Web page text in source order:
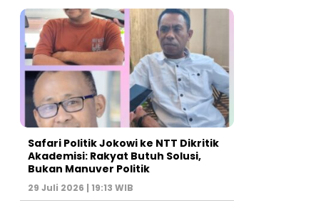
Safari Politik Jokowi ke NTT Dikritik
Akademisi: Rakyat Butuh Solusi,
Bukan Manuver Politik
29 Juli 2026 | 19:13 WIB